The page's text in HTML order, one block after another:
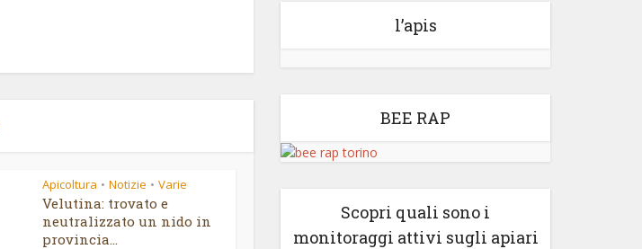
Apicoltura • Notizie • Varie
Velutina: trovato e
neutralizzato un nido in
provincia...
l’apis
BEE RAP
Scopri quali sono i
monitoraggi attivi sugli apiari